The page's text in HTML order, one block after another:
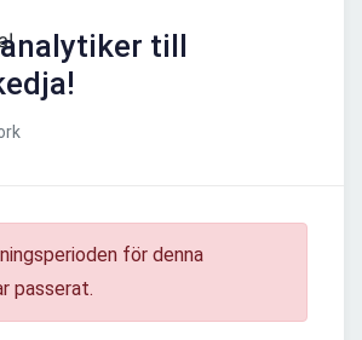
till
för denna
passerat.